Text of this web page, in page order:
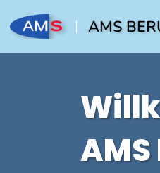
AMS